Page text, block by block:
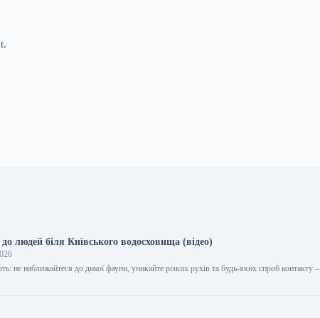
людей біля Київського водосховища (відео)
не наближайтеся до дикої фауни, уникайте різких рухів та будь-яких спроб контакту –